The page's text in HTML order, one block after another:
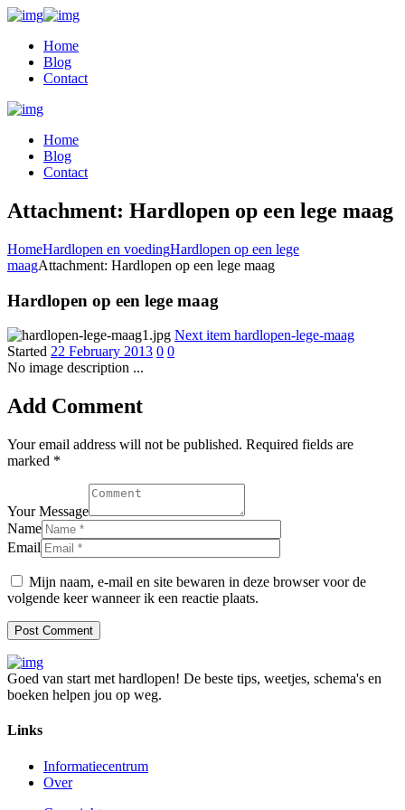
Home
Blog
Contact
Home
Blog
Contact
Attachment: Hardlopen op een lege maag
HomeHardlopen en voedingHardlopen op een lege
maagAttachment: Hardlopen op een lege maag
Hardlopen op een lege maag
Next item hardlopen-lege-maag
Started 22 February 2013 0 0
No image description ...
Add Comment
Your email address will not be published. Required fields are
marked *
Your Message
Name
Email
Mijn naam, e-mail en site bewaren in deze browser voor de
volgende keer wanneer ik een reactie plaats.
Goed van start met hardlopen! De beste tips, weetjes, schema's en
boeken helpen jou op weg.
Links
Informatiecentrum
Over